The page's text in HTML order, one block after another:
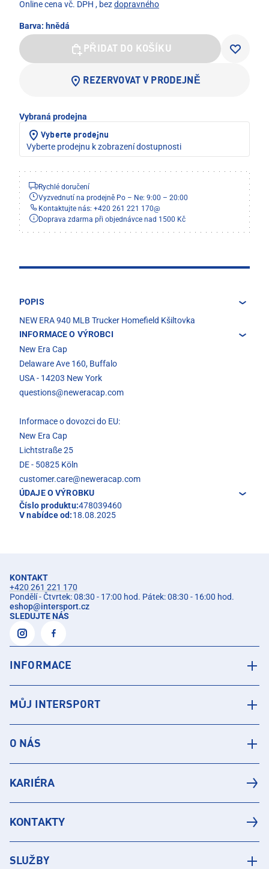
Online cena vč. DPH , bezdopravného
Barva: hnědá
PŘIDAT DO KOŠÍKU
REZERVOVAT V PRODEJNĚ
Vybraná prodejna
Vyberte prodejnu
Vyberte prodejnu k zobrazení dostupnosti
Rychlé doručení
Vyzvednutí na prodejně Po – Ne: 9:00 – 20:00
Kontaktujte nás: +420 261 221 170@
Doprava zdarma při objednávce nad 1500 Kč
POPIS
NEW ERA 940 MLB Trucker Homefield Kšiltovka
INFORMACE O VÝROBCI
New Era Cap
Delaware Ave 160, Buffalo
USA - 14203 New York
questions@neweracap.com
Informace o dovozci do EU:
New Era Cap
Lichtstraße 25
DE - 50825 Köln
customer.care@neweracap.com
ÚDAJE O VÝROBKU
Číslo produktu:478039460
V nabídce od:18.08.2025
KONTAKT
+420 261 221 170
Pondělí - Čtvrtek: 08:30 - 17:00 hod. Pátek: 08:30 - 16:00 hod.
eshop@intersport.cz
SLEDUJTE NÁS
INFORMACE
MŮJ INTERSPORT
O NÁS
KARIÉRA
KONTAKTY
SLUŽBY